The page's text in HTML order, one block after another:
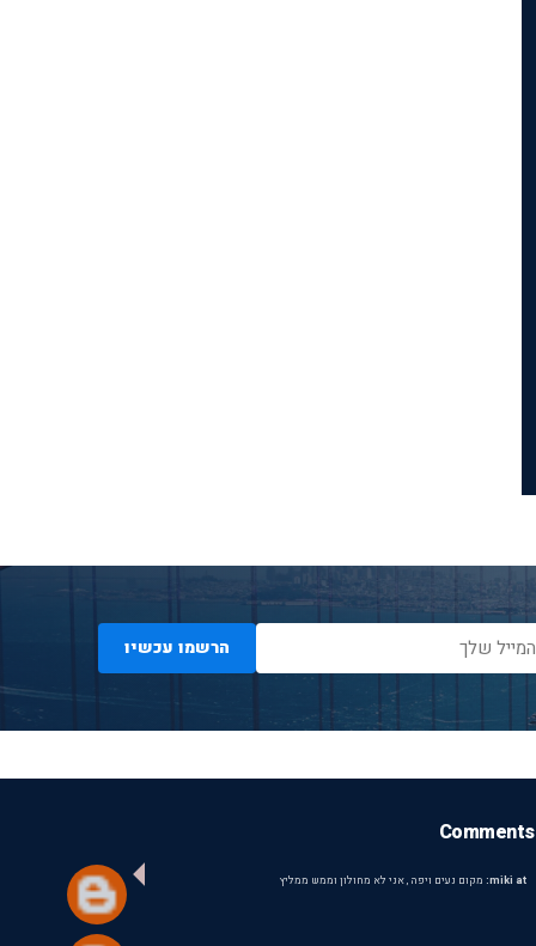
הרשמו עכשיו
Comments
miki at: מקום נעים ויפה , אני לא מחולון וממש ממליץ